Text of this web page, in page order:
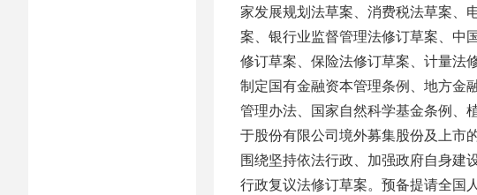
家发展规划法草案、消费税法草案、
案、银行业监督管理法修订草案、中
修订草案、保险法修订草案、计量法
制定国有金融资本管理条例、地方金
管理办法、国家自然科学基金条例、
于股份有限公司境外募集股份及上市
围绕坚持依法行政、加强政府自身建
行政复议法修订草案。预备提请全国